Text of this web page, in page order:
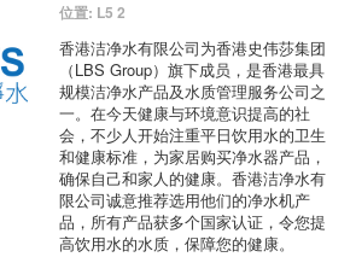
位置: L5 2
香港洁净水有限公司为香港史伟莎集团
（LBS Group）旗下成员，是香港最具
规模洁净水产品及水质管理服务公司之
一。在今天健康与环境意识提高的社
会，不少人开始注重平日饮用水的卫生
和健康标准，为家居购买净水器产品，
确保自己和家人的健康。香港洁净水有
限公司诚意推荐选用他们的净水机产
品，所有产品获多个国家认证，令您提
高饮用水的水质，保障您的健康。